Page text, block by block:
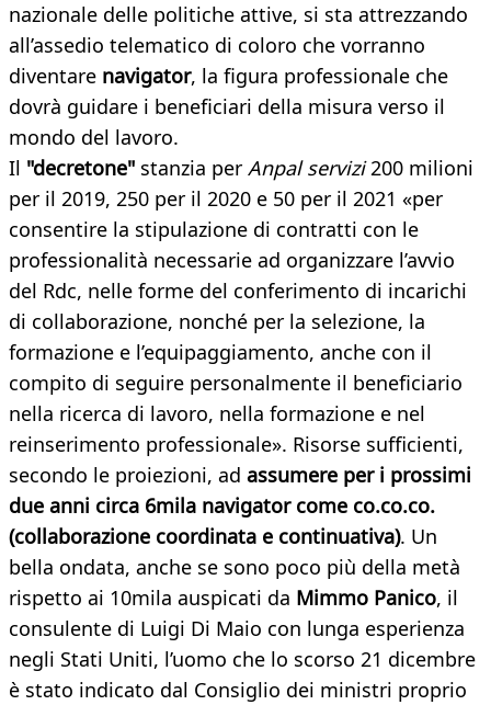
nazionale delle politiche attive, si sta attrezzando
all’assedio telematico di coloro che vorranno
diventare navigator, la figura professionale che
dovrà guidare i beneficiari della misura verso il
mondo del lavoro.
Il "decretone" stanzia per Anpal servizi200 milioni
per il 2019, 250 per il 2020 e 50 per il 2021 «per
consentire la stipulazione di contratti con le
professionalità necessarie ad organizzare l’avvio
del Rdc, nelle forme del conferimento di incarichi
di collaborazione, nonché per la selezione, la
formazione e l’equipaggiamento, anche con il
compito di seguire personalmente il beneficiario
nella ricerca di lavoro, nella formazione e nel
reinserimento professionale». Risorse sufficienti,
secondo le proiezioni, ad assumere per i prossimi
due anni circa 6mila navigator come co.co.co.
(collaborazione coordinata e continuativa). Un
bella ondata, anche se sono poco più della metà
rispetto ai 10mila auspicati da Mimmo Panico, il
consulente di Luigi Di Maio con lunga esperienza
negli Stati Uniti, l’uomo che lo scorso 21 dicembre
è stato indicato dal Consiglio dei ministri proprio